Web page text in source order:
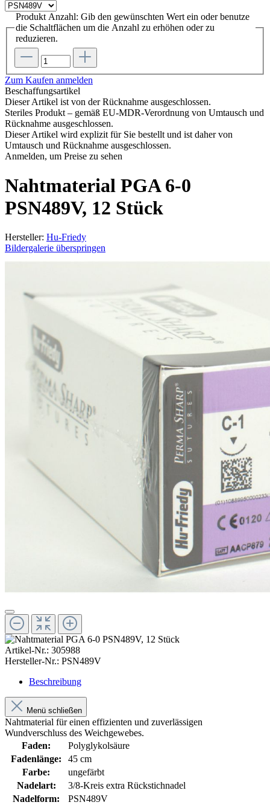
Produkt Anzahl: Gib den gewünschten Wert ein oder benutze
die Schaltflächen um die Anzahl zu erhöhen oder zu
reduzieren.
Zum Kaufen anmelden
Beschaffungsartikel
Dieser Artikel ist von der Rücknahme ausgeschlossen.
Steriles Produkt – gemäß EU-MDR-Verordnung von Umtausch und
Rücknahme ausgeschlossen.
Dieser Artikel wird explizit für Sie bestellt und ist daher von
Umtausch und Rücknahme ausgeschlossen.
Anmelden, um Preise zu sehen
Nahtmaterial PGA 6-0
PSN489V, 12 Stück
Hersteller: Hu-Friedy
Bildergalerie überspringen
Artikel-Nr.: 305988
Hersteller-Nr.: PSN489V
Beschreibung
Menü schließen
Nahtmaterial für einen effizienten und zuverlässigen
Wundverschluss des Weichgewebes.
Faden:
Polyglykolsäure
Fadenlänge:
45 cm
Farbe:
ungefärbt
Nadelart:
3/8-Kreis extra Rückstichnadel
Nadelform:
PSN489V